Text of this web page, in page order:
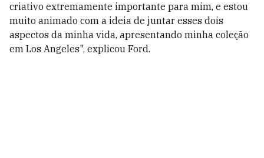
criativo extremamente importante para mim, e estou
muito animado com a ideia de juntar esses dois
aspectos da minha vida, apresentando minha coleção
em Los Angeles", explicou Ford.